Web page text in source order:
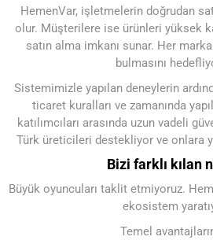
HemenVar, işletmelerin doğrudan
olur. Müşterilere ise ürünleri yüksek
satın alma imkanı sunar. Her
bulmasını
Sistemimizle yapılan deneylerin
ticaret kuralları ve zamanında
katılımcıları arasında uzun vadeli
Türk üreticileri destekliyor ve onlara
Bizi farklı kılan
Büyük oyuncuları taklit etmiyoruz.
ekosistem
Temel